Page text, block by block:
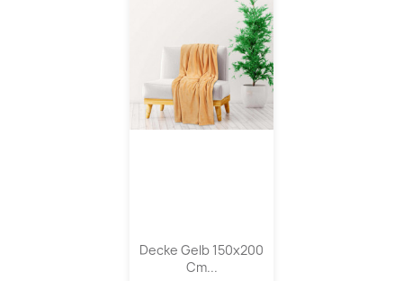
Decke Gelb 150x200
Cm...